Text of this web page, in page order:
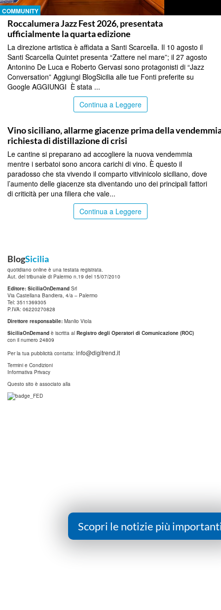
COMMUNITY
Roccalumera Jazz Fest 2026, presentata
ufficialmente la quarta edizione
La direzione artistica è affidata a Santi Scarcella. Il 10 agosto il
Santi Scarcella Quintet presenta “Zattere nel mare”; il 27 agosto
Antonino De Luca e Roberto Gervasi sono protagonisti di “Jazz
Conversation” Aggiungi BlogSicilia alle tue Fonti preferite su
Google AGGIUNGI È stata ...
Continua a Leggere
Vino siciliano, allarme giacenze prima della
richiesta di distillazione di crisi
Le cantine si preparano ad accogliere la nuova vendemmia
mentre i serbatoi sono ancora carichi di vino. È questo il
paradosso che sta vivendo il comparto vitivinicolo siciliano, dove
l’aumento delle giacenze sta diventando uno dei principali fattori
di criticità per una filiera che vale...
Continua a Leggere
BlogSicilia
quotidiano online è una testata registrata.
Aut. del tribunale di Palermo n.19 del 15/07/2010
Editore: SiciliaOnDemand Srl
Via Castellana Bandiera, 4/a – Palermo
Tel: 3511369305
P.IVA: 06220270828
Direttore responsabile: Manlio Viola
SiciliaOnDemand è iscritta al Registro degli Operatori di Comunicazione (ROC)
con il numero 24809
Per la tua pubblicità contatta: info@digitrend.it
Termini e Condizioni
Informativa Privacy
Questo sito è associato alla
Scopri le notizie più